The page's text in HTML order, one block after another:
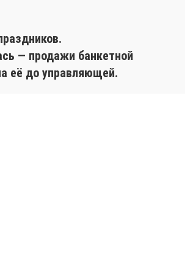
— продажи банкетной
её до управляющей.